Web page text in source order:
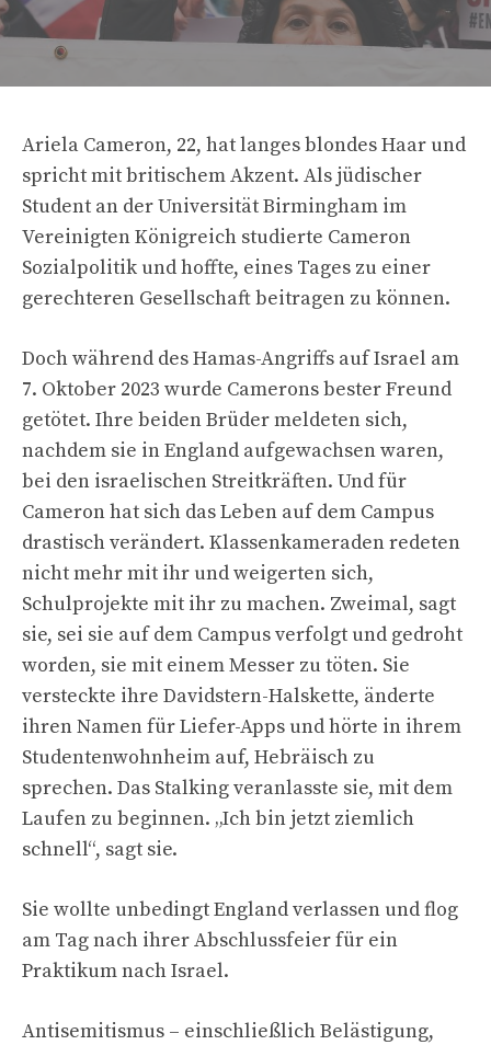
Ariela Cameron, 22, hat langes blondes Haar und
spricht mit britischem Akzent. Als jüdischer
Student an der Universität Birmingham im
Vereinigten Königreich studierte Cameron
Sozialpolitik und hoffte, eines Tages zu einer
gerechteren Gesellschaft beitragen zu können.
Doch während des Hamas-Angriffs auf Israel am
7. Oktober 2023 wurde Camerons bester Freund
getötet. Ihre beiden Brüder meldeten sich,
nachdem sie in England aufgewachsen waren,
bei den israelischen Streitkräften. Und für
Cameron hat sich das Leben auf dem Campus
drastisch verändert. Klassenkameraden redeten
nicht mehr mit ihr und weigerten sich,
Schulprojekte mit ihr zu machen. Zweimal, sagt
sie, sei sie auf dem Campus verfolgt und gedroht
worden, sie mit einem Messer zu töten. Sie
versteckte ihre Davidstern-Halskette, änderte
ihren Namen für Liefer-Apps und hörte in ihrem
Studentenwohnheim auf, Hebräisch zu
sprechen. Das Stalking veranlasste sie, mit dem
Laufen zu beginnen. „Ich bin jetzt ziemlich
schnell“, sagt sie.
Sie wollte unbedingt England verlassen und flog
am Tag nach ihrer Abschlussfeier für ein
Praktikum nach Israel.
Antisemitismus – einschließlich Belästigung,